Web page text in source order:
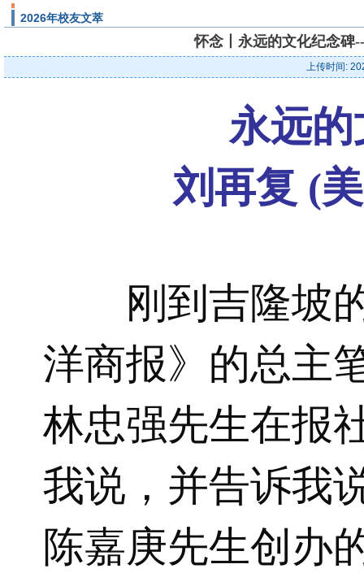
2026年校友文萃
怀念丨永远的文化纪念碑
上传时间:
永远
刘再复 (
刚到吉隆坡的
洋商报》的总主
林忠强先生在报
我说，并告诉我
陈嘉庚先生创办